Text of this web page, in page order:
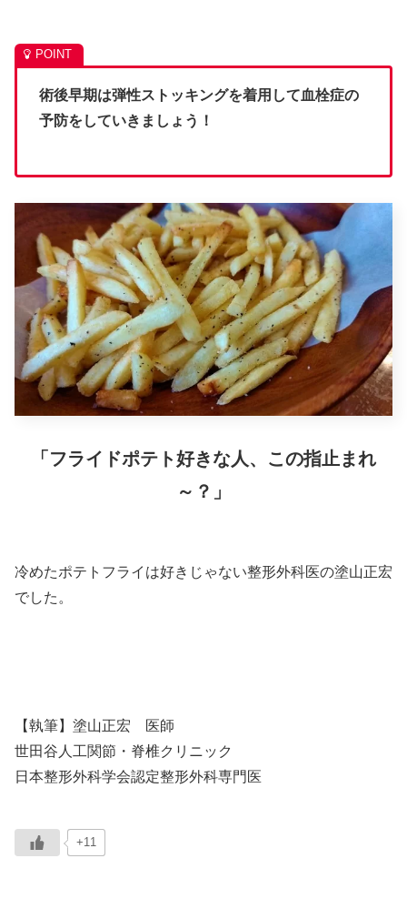
術後早期は弾性ストッキングを着用して血栓症の
予防をしていきましょう！
「フライドポテト好きな人、この指止まれ
～？」
冷めたポテトフライは好きじゃない整形外科医の塗山正宏
でした。
【執筆】塗山正宏 医師
世田谷人工関節・脊椎クリニック
日本整形外科学会認定整形外科専門医
+11